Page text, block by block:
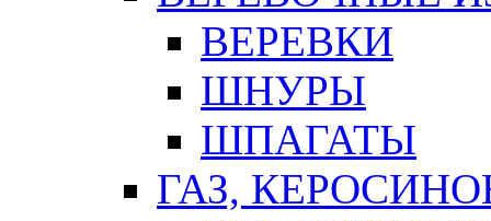
ВЕРЕВКИ
ШНУРЫ
ШПАГАТЫ
ГАЗ,